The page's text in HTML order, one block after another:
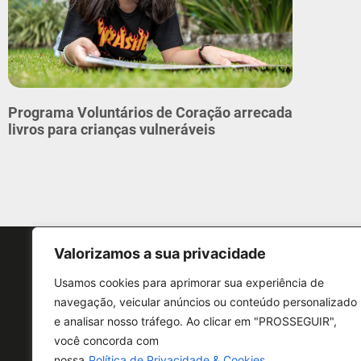
Valorizamos a sua privacidade
Usamos cookies para aprimorar sua experiência de
navegação, veicular anúncios ou conteúdo personalizado
e analisar nosso tráfego. Ao clicar em "PROSSEGUIR",
você concorda com
Programa Voluntários de Coração arrecada
livros para crianças vulneráveis